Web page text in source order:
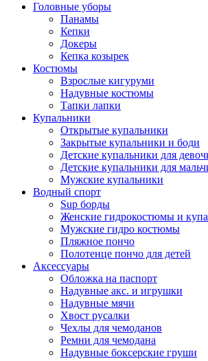
Головные уборы
Панамы
Кепки
Докеры
Кепка козырек
Костюмы
Взрослые кигуруми
Надувные костюмы
Тапки лапки
Купальники
Открытые купальники
Закрытые купальники и боди
Детские купальники для
Детские купальники для
Мужские купальники
Водный спорт
Sup борды
Женские гидрокостюмы и
Мужские гидро костюмы
Пляжное пончо
Полотенце пончо для детей
Аксессуары
Обложка на паспорт
Надувные акс. и игрушки
Надувные мячи
Хвост русалки
Чехлы для чемоданов
Ремни для чемодана
Надувные боксерские груши